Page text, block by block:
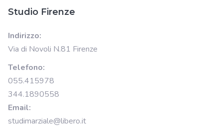
Studio Firenze
Indirizzo:
Via di Novoli N.81 Firenze
Telefono:
055.415978
344.1890558
Email:
studimarziale@libero.it